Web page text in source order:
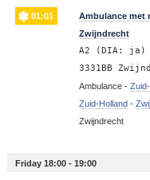
01:01
Ambulance met
Zwijndrecht
A2 (DIA: ja)
3331BB
Ambulance -
Zuid-Holland -
Zwijndrecht
Friday 18:00 - 19:00